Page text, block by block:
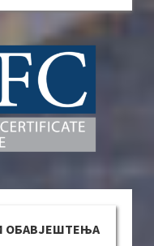
ОБАВЈЕШТЕЊА